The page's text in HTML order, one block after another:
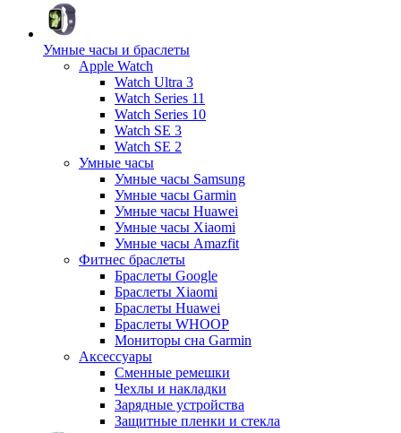
Умные часы и браслеты
Apple Watch
Watch Ultra 3
Watch Series 11
Watch Series 10
Watch SE 3
Watch SE 2
Умные часы
Умные часы Samsung
Умные часы Garmin
Умные часы Huawei
Умные часы Xiaomi
Умные часы Amazfit
Фитнес браслеты
Браслеты Google
Браслеты Xiaomi
Браслеты Huawei
Браслеты WHOOP
Мониторы сна Garmin
Аксессуары
Сменные ремешки
Чехлы и накладки
Зарядные устройства
Защитные пленки и стекла